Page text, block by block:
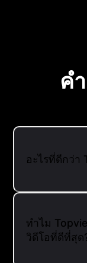
ค
อะไรที่ดีกว่า
ทำไม
วิดีโอที่ดีที่สุด